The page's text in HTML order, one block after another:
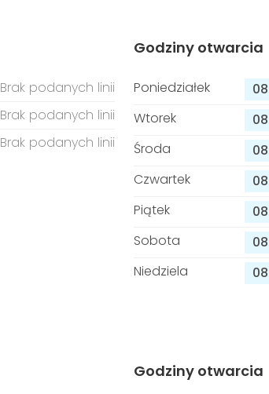
Brak podanych linii
Brak podanych linii
Brak podanych linii
Godziny otwarcia
Poniedziałek
Wtorek
Środa
Czwartek
Piątek
Sobota
Niedziela
Godziny otwarcia